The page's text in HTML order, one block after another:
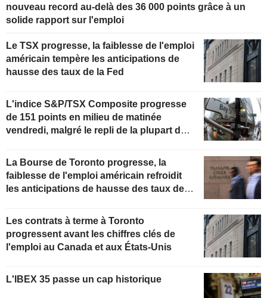
nouveau record au-delà des 36 000 points grâce à un
solide rapport sur l'emploi
Le TSX progresse, la faiblesse de l'emploi
américain tempère les anticipations de
hausse des taux de la Fed
L'indice S&P/TSX Composite progresse
de 151 points en milieu de matinée
vendredi, malgré le repli de la plupart des
La Bourse de Toronto progresse, la
faiblesse de l'emploi américain refroidit
les anticipations de hausse des taux de la
Les contrats à terme à Toronto
progressent avant les chiffres clés de
l'emploi au Canada et aux États-Unis
L'IBEX 35 passe un cap historique